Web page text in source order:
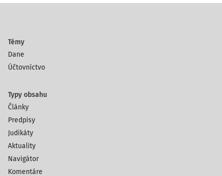
Témy
Dane
Účtovníctvo
Typy obsahu
Články
Predpisy
Judikáty
Aktuality
Navigátor
Komentáre